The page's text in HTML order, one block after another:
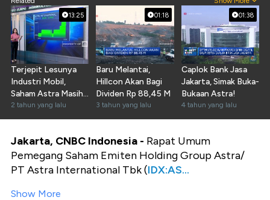
13:25
Terjepit Lesunya
Industri Mobil,
Saham Astra Masih
Layak Koleksi?
2 tahun yang lalu
01:18
Baru Melantai,
Hillcon Akan Bagi
Dividen Rp 88,45 M
3 tahun yang lalu
01:38
Caplok Bank Jasa
Jakarta, Simak Buka-
Bukaan Astra!
4 tahun yang lalu
Jakarta, CNBC Indonesia - Rapat Umum
Pemegang Saham Emiten Holding Group Astra/
PT Astra International Tbk (IDX:AS...
Show More